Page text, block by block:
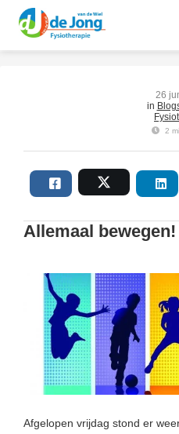
26
in
2
Allemaal bewegen!
Afgelopen vrijdag stond er